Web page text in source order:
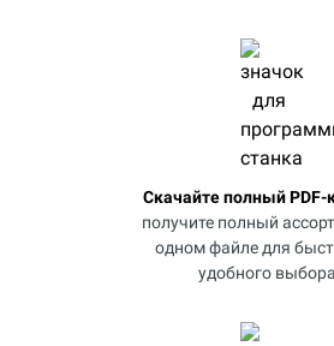
Скачайте полный PDF-
получите полный
одном файле для
удобного